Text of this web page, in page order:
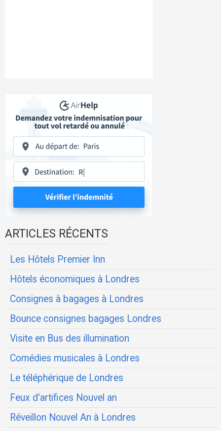
ARTICLES RÉCENTS
Les Hôtels Premier Inn
Hôtels économiques à Londres
Consignes à bagages à Londres
Bounce consignes bagages Londres
Visite en Bus des illumination
Comédies musicales à Londres
Le téléphérique de Londres
Feux d'artifices Nouvel an
Réveillon Nouvel An à Londres